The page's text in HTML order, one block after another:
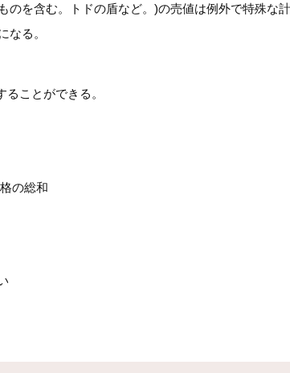
を含む。トドの盾など。)の売値は例外で特殊な計
なる。
ことができる。
の総和